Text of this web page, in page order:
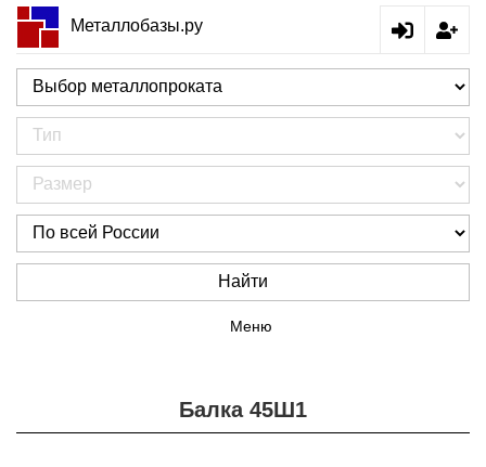
Металлобазы.ру
Найти
Меню
Балка 45Ш1